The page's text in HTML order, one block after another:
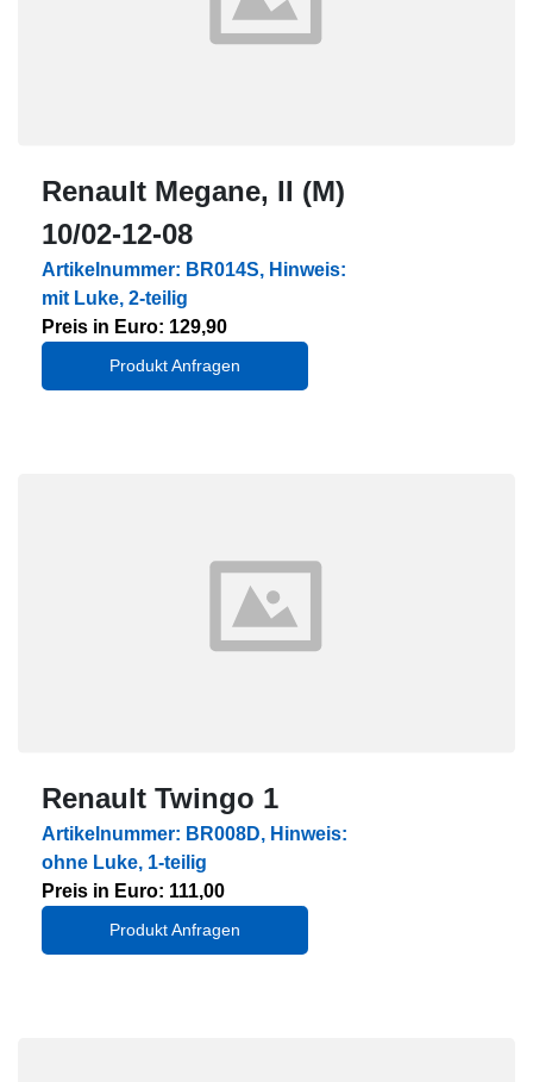
Renault Megane, II (M)
10/02-12-08
Artikelnummer: BR014S, Hinweis:
mit Luke, 2-teilig
Preis in Euro: 129,90
Produkt Anfragen
Renault Twingo 1
Artikelnummer: BR008D, Hinweis:
ohne Luke, 1-teilig
Preis in Euro: 111,00
Produkt Anfragen